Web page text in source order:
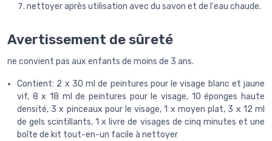
nettoyer après utilisation avec du savon et de l'eau chaude.
Avertissement de sûreté
ne convient pas aux enfants de moins de 3 ans.
Contient: 2 x 30 ml de peintures pour le visage blanc et jaune
vif, 8 x 18 ml de peintures pour le visage, 10 éponges haute
densité, 3 x pinceaux pour le visage, 1 x moyen plat, 3 x 12 ml
de gels scintillants, 1 x livre de visages de cinq minutes et une
boîte de kit tout-en-un facile à nettoyer